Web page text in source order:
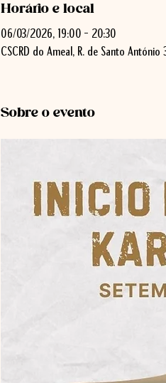
Horário e local
06/03/2026, 19:00 – 20:30
CSCRD do Ameal, R. de Santo
Sobre o evento